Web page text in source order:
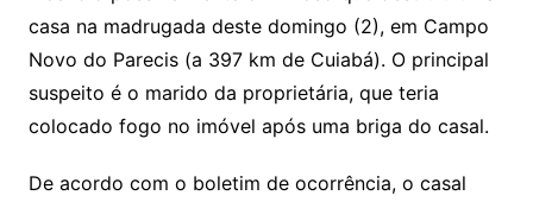
n
k
p
p
m
n
Cl
a
s
o
a
g
e
k.
c
o
e o
M
ai
d
s
casa na madrugada deste domingo (2), em Campo
Novo do Parecis (a 397 km de Cuiabá). O principal
suspeito é o marido da proprietária, que teria
colocado fogo no imóvel após uma briga do casal.
De acordo com o boletim de ocorrência, o casal